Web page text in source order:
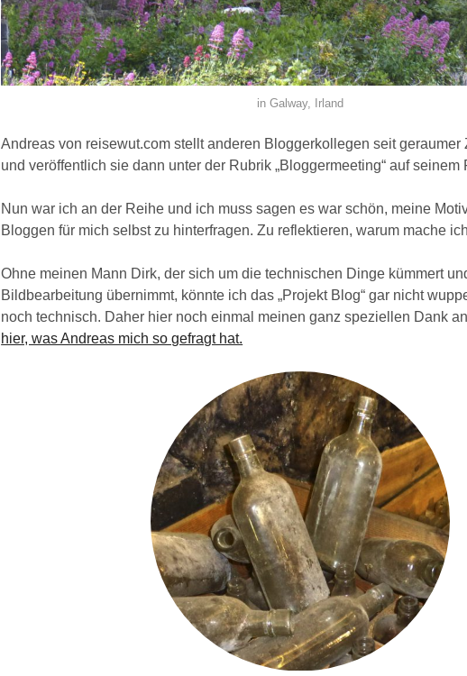
in Galway, Irland
Andreas von reisewut.com stellt anderen Bloggerkollegen seit geraumer
und veröffentlich sie dann unter der Rubrik „Bloggermeeting“ auf seinem
Nun war ich an der Reihe und ich muss sagen es war schön, meine
Bloggen für mich selbst zu hinterfragen. Zu reflektieren, warum mache
Ohne meinen Mann Dirk, der sich um die technischen Dinge kümmert
Bildbearbeitung übernimmt, könnte ich das „Projekt Blog“ gar nicht
noch technisch. Daher hier noch einmal meinen ganz speziellen Dank
hier, was Andreas mich so gefragt hat.